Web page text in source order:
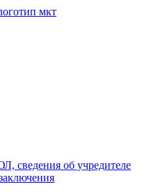
сведения об учредителе